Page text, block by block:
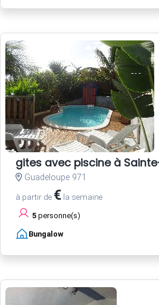
gites avec piscine à
Guadeloupe 971
à partir de € la semaine
5 personne(s)
Bungalow